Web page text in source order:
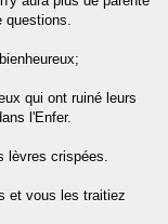
questions.
qui ont ruiné leurs
l'Enfer.
lèvres crispées.
et vous les traitiez